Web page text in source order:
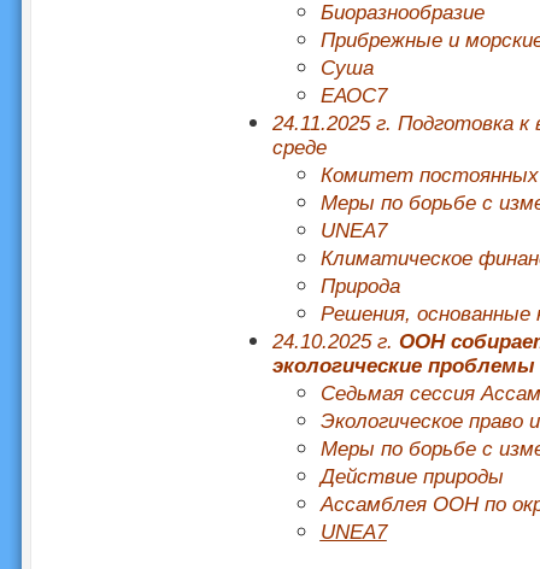
Биоразнообразие
Прибрежные и
Суша
ЕАОС7
24.11.2025 г. Подготовка
среде
Комитет
Меры по борьбе с
UNEA7
Климатическое
Природа
Решения, основанные
24.10.2025 г. ООН
экологические
Седьмая сессия
Экологическое право
Меры по борьбе с
Действие природы
Ассамблея ООН по
UNEA7